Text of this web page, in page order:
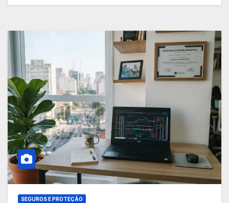
SEGUROS E PROTEÇÃO